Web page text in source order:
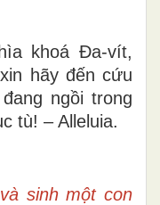
khoá Ða-vít,
hãy đến cứu
ngồi trong
tù! – Alleluia.
sinh một con